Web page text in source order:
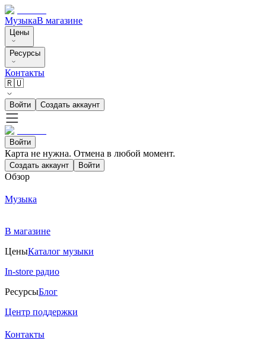
МузыкаВ магазине
Цены
Ресурсы
Контакты
🇷🇺
Войти Создать аккаунт
Войти
Карта не нужна. Отмена в любой момент.
Создать аккаунт Войти
Обзор
Музыка
В магазине
ЦеныКаталог музыки
In-store радио
РесурсыБлог
Центр поддержки
Контакты